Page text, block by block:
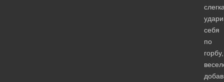
себя
по
горбу,